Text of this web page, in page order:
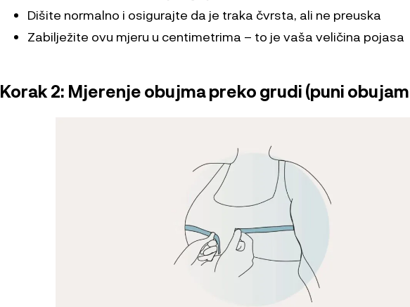
Dišite normalno i osigurajte da je traka čvrsta, ali ne preuska
Zabilježite ovu mjeru u centimetrima – to je vaša veličina pojasa
Korak 2: Mjerenje obujma preko grudi (puni